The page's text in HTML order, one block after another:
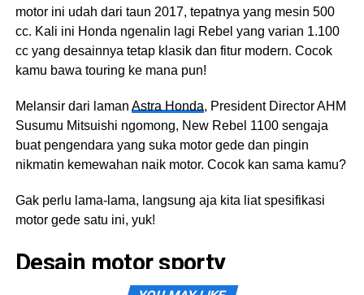
motor ini udah dari taun 2017, tepatnya yang mesin 500
cc. Kali ini Honda ngenalin lagi Rebel yang varian 1.100
cc yang desainnya tetap klasik dan fitur modern. Cocok
kamu bawa touring ke mana pun!
Melansir dari laman Astra Honda, President Director AHM
Susumu Mitsuishi ngomong, New Rebel 1100 sengaja
buat pengendara yang suka motor gede dan pingin
nikmatin kemewahan naik motor. Cocok kan sama kamu?
Gak perlu lama-lama, langsung aja kita liat spesifikasi
motor gede satu ini, yuk!
Desain motor sporty